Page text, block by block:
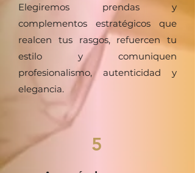
Elegiremos prendas y
complementos estratégicos que
realcen tus rasgos, refuercen tu
estilo y comuniquen
profesionalismo, autenticidad y
elegancia.
5